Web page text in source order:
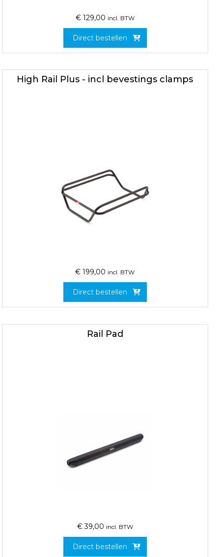
€ 129,00 incl. BTW
Direct bestellen
High Rail Plus - incl bevestings clamps
€ 199,00 incl. BTW
Direct bestellen
Rail Pad
€ 39,00 incl. BTW
Direct bestellen